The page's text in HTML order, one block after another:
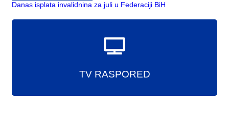
Danas isplata invalidnina za juli u Federaciji BiH
TV RASPORED